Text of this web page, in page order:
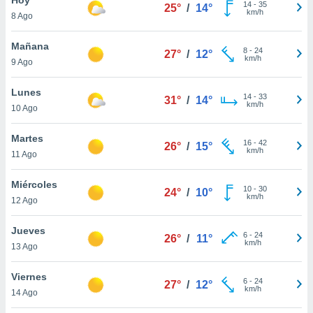
en
más
nuestra
de
cookies
aceptar
8 Ago
25° / 14° 14- 35
km/h
Mañana
9 Ago
27° / 12° 8- 24
km/h
Lunes
10 Ago
31° / 14° 14- 33
km/h
Martes
11 Ago
26° / 15° 16- 42
km/h
Miércoles
12 Ago
24° / 10° 10- 30
km/h
Jueves
13 Ago
26° / 11° 6- 24
km/h
Viernes
14 Ago
27° / 12° 6- 24
km/h